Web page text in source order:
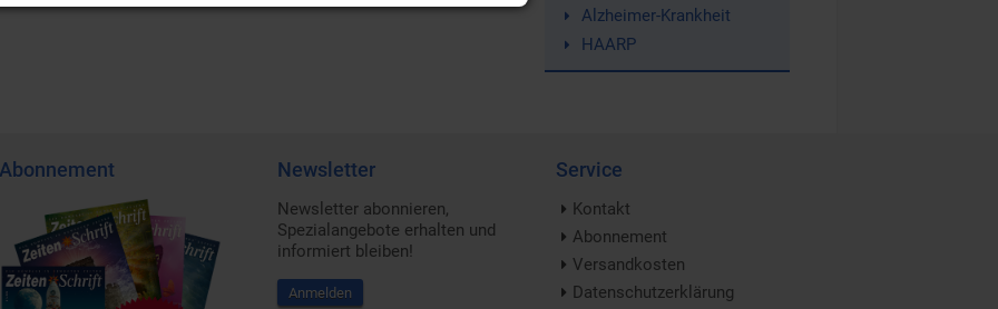
Alzheimer-Krankheit
HAARP
Abonnement Newsletter
Newsletter abonnieren,
Spezialangebote erhalten und
informiert bleiben!
Anmelden
Service
Kontakt
Abonnement
Versandkosten
Datenschutzerklärung